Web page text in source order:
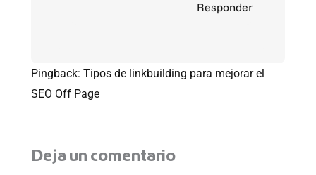
Responder
Pingback: Tipos de linkbuilding para mejorar el
SEO Off Page
Deja un comentario